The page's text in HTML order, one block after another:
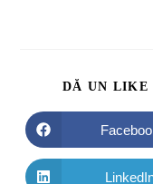
DĂ UN LIKE